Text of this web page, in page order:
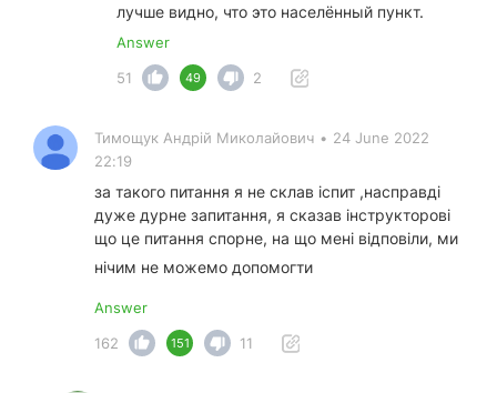
лучше видно, что это населённый пункт.
Answer
51
49 2
Тимощук Андрій Миколайович • 24 June 2022
22:19
за такого питання я не склав іспит ,насправді
дуже дурне запитання, я сказав інструкторові
що це питання спорне, на що мені відповіли, ми
нічим не можемо допомогти
Answer
162
151 11